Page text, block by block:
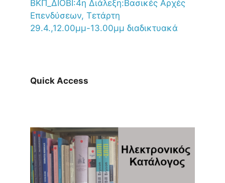
ΒΚΠ_ΔΙΟΒΙ:4η Διάλεξη:Βασικές Αρχές
Επενδύσεων, Τετάρτη
29.4.,12.00μμ-13.00μμ διαδικτυακά
Quick Access